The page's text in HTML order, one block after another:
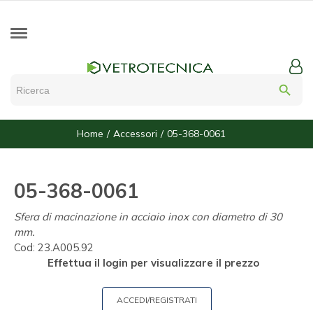
search
Home Accessori 05-368-0061
05-368-0061
Sfera di macinazione in acciaio inox con diametro di 30
mm.
Cod: 23.A005.92
Effettua il login per visualizzare il prezzo
ACCEDI/REGISTRATI